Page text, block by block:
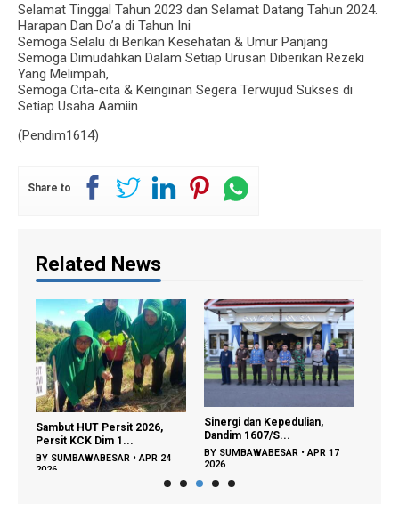
Selamat Tinggal Tahun 2023 dan Selamat Datang Tahun 2024.
Harapan Dan Do’a di Tahun Ini
Semoga Selalu di Berikan Kesehatan & Umur Panjang
Semoga Dimudahkan Dalam Setiap Urusan Diberikan Rezeki
Yang Melimpah,
Semoga Cita-cita & Keinginan Segera Terwujud Sukses di
Setiap Usaha Aamiin
(Pendim1614)
Share to
Related News
‎Sinergi dan Kepedulian,
Dandim 1607/S...
BYSUMBAWABESAR •APR 17
2026
Pembangunan Jembatan
Garuda Kian Maju, F...
BYROSSA •APR 11 2026